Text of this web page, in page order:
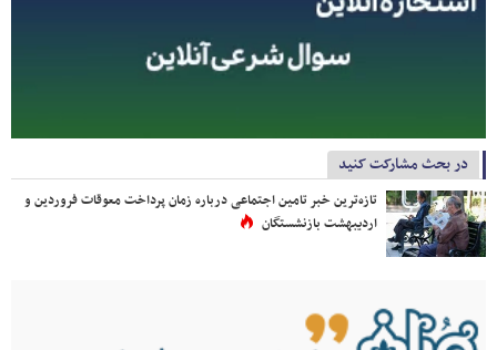
در بحث مشارکت کنید
تازه‌ترین خبر تامین اجتماعی درباره زمان پرداخت معوقات فروردین و
اردیبهشت بازنشستگان